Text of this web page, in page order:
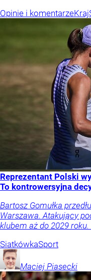
Opinie i komentarzeKraj
Reprezentant Polski
To kontrowersyjna
Bartosz Gomułka
Warszawa. Atakujący
klubem aż do 2029 roku.
SiatkówkaSport
Maciej Piasecki